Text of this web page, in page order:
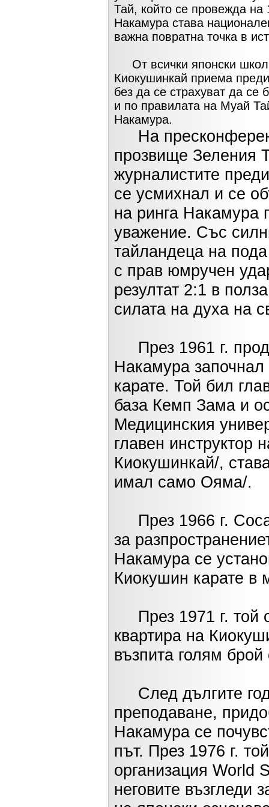
Тай, който се провежда на
Накамура става
важна повратна точка в
От всички японски
Киокушинкай приема
без да се страхуват да се
и по правилата на Муай
Накамура.
На
прозвище Зеления
журналистите
се усмихнал и се
на ринга Накамура
уважение. Със
тайландеца на
с прав юмручен
резултат 2:1 в
силата на духа на
През 1961 г.
Накамура
карате. Той бил
база Кемп Зама и
Медицинския
главен инструктор
Киокушинкай/,
имал само Ояма/.
През 1966 г.
за
Накамура се
Киокушин карате в
През 1971 г. той
квартира на
възпита голям
След дългите
преподаване,
Накамура се
път. През 1976 г.
организация World
неговите възгледи